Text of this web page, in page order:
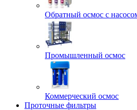
Обратный осмос с
Промышленный осмос
Коммерческий осмос
Проточные фильтры